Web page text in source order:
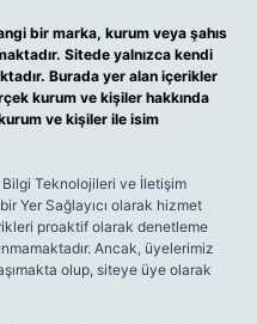
bir marka, kurum veya şahıs
Sitede yalnızca kendi
Burada yer alan içerikler
kurum ve kişiler hakkında
ve kişiler ile isim
Bilgi Teknolojileri ve İletişim
Yer Sağlayıcı olarak hizmet
proaktif olarak denetleme
Ancak, üyelerimiz
olup, siteye üye olarak